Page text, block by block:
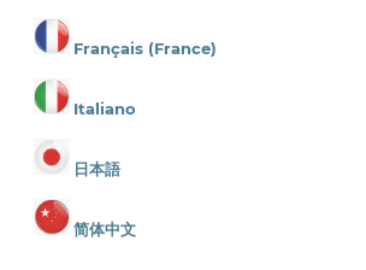
Français (France)
Italiano
日本語
简体中文